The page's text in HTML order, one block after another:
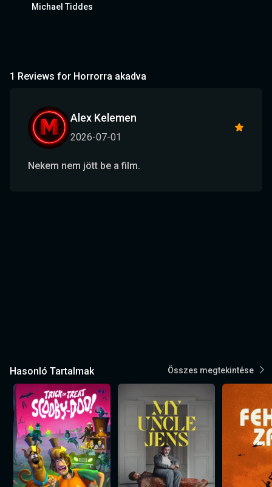
Michael Tiddes
1 Reviews for Horrorra akadva
Alex Kelemen
2026-07-01
Nekem nem jött be a film.
Hasonló Tartalmak Összes megtekintése